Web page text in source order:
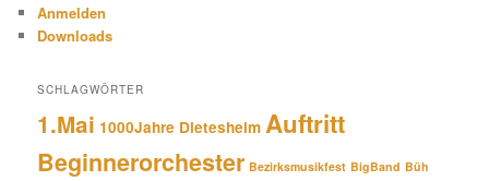
Anmelden
Downloads
SCHLAGWÖRTER
1.Mai 1000Jahre Dietesheim Auftritt
Beginnerorchester Bezirksmusikfest BigBand Büh